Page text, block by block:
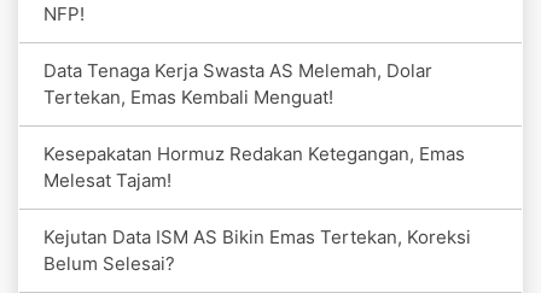
NFP!
Data Tenaga Kerja Swasta AS Melemah, Dolar
Tertekan, Emas Kembali Menguat!
Kesepakatan Hormuz Redakan Ketegangan, Emas
Melesat Tajam!
Kejutan Data ISM AS Bikin Emas Tertekan, Koreksi
Belum Selesai?